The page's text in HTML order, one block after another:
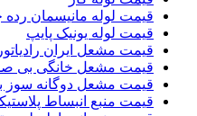
قیمت لوله مانیسمان رده
قیمت لوله یونیک پایپ
قیمت مشعل ایران رادیاتور
قیمت مشعل خانگی بی صدا
قیمت مشعل دوگانه سوز
قیمت منبع انبساط